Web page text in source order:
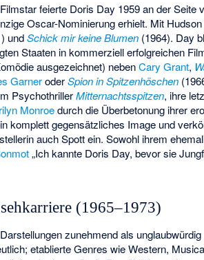
feierte Doris Day 1959 an der Seite
Oscar-Nominierung erhielt. Mit
undSchick mir keine Blumen (1964). Day
Staaten in kommerziell erfolgreichen
ausgezeichnet) nebenCary Grant,
GarneroderSpion in Spitzenhöschen
PsychothrillerMitternachtsspitzen, ihre
Monroedurch die Überbetonung ihrer
komplett gegensätzliches Image und
auch Spott ein. Sowohl ihrem
„Ich kannte Doris Day, bevor sie
(1965–1973)
zunehmend als
etablierte Genres wie Western,